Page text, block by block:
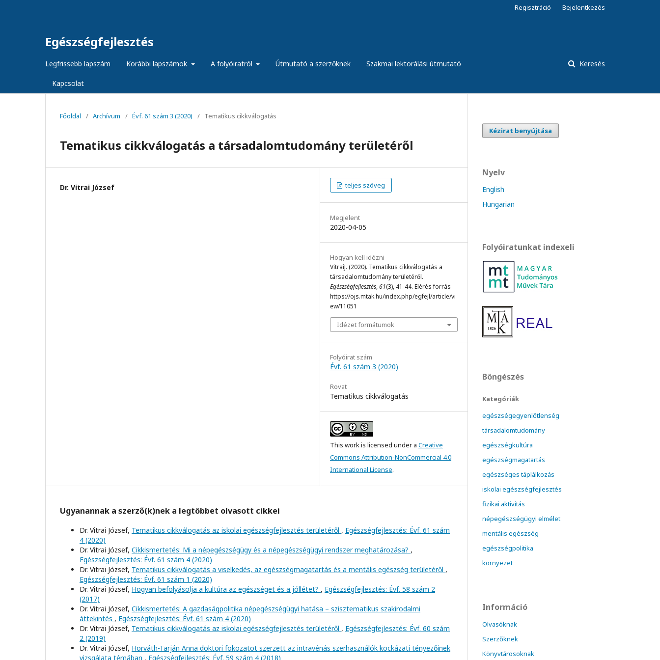
Egészségfejlesztés
Legfrissebb lapszám Korábbi lapszámok A folyóiratról Útmutató a szerzőknek Szakmai lektorálási útmutató
Kapcsolat
Keresés
Regisztráció Bejelentkezés
Főoldal / Archívum / Évf. 61 szám 3 (2020) / Tematikus cikkválogatás
Tematikus cikkválogatás a társadalomtudomány területéről
Dr. Vitrai József teljes szöveg
Megjelent
2020-04-05
Hogyan kell idézni
VitraiJ. (2020). Tematikus cikkválogatás a
társadalomtudomány területéről.
Egészségfejlesztés,61(3), 41-44. Elérés forrás
https://ojs.mtak.hu/index.php/egfejl/article/vi
ew/11051
Idézet formátumok
Folyóirat szám
Évf. 61 szám 3 (2020)
Rovat
Tematikus cikkválogatás
This work is licensed under a Creative
Commons Attribution-NonCommercial 4.0
International License.
Ugyanannak a szerző(k)nek a legtöbbet olvasott cikkei
Dr. Vitrai József, Tematikus cikkválogatás az iskolai egészségfejlesztés területéről , Egészségfejlesztés: Évf. 61 szám
4 (2020)
Dr. Vitrai József, Cikkismertetés: Mi a népegészségügy és a népegészségügyi rendszer meghatározása? ,
Egészségfejlesztés: Évf. 61 szám 4 (2020)
Dr. Vitrai József, Tematikus cikkválogatás a viselkedés, az egészségmagatartás és a mentális egészség területéről ,
Egészségfejlesztés: Évf. 61 szám 1 (2020)
Dr. Vitrai József, Hogyan befolyásolja a kultúra az egészséget és a jóllétet? , Egészségfejlesztés: Évf. 58 szám 2
(2017)
Dr. Vitrai József, Cikkismertetés: A gazdaságpolitika népegészségügyi hatása – szisztematikus szakirodalmi
áttekintés , Egészségfejlesztés: Évf. 61 szám 4 (2020)
Dr. Vitrai József, Tematikus cikkválogatás az iskolai egészségfejlesztés területéről , Egészségfejlesztés: Évf. 60 szám
2 (2019)
Dr. Vitrai József, Horváth-Tarján Anna doktori fokozatot szerzett az intravénás szerhasználók kockázati tényezőinek
vizsgálata témában , Egészségfejlesztés: Évf. 59 szám 4 (2018)
Kézirat benyújtása
Nyelv
English
Hungarian
Folyóiratunkat indexeli
Böngészés
Kategóriák
egészségegyenlőtlenség
társadalomtudomány
egészségkultúra
egészségmagatartás
egészséges táplálkozás
iskolai egészségfejlesztés
fizikai aktivitás
népegészségügyi elmélet
mentális egészség
egészségpolitika
környezet
Információ
Olvasóknak
Szerzőknek
Könyvtárosoknak